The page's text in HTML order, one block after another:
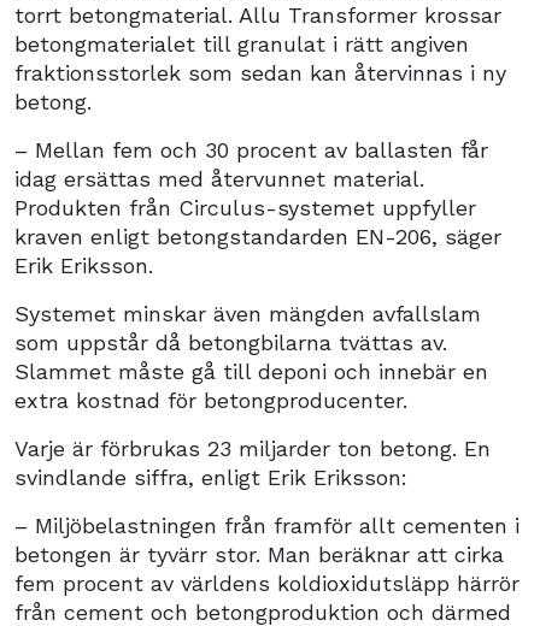
torrt betongmaterial. Allu Transformer krossar
betongmaterialet till granulat i rätt angiven
fraktionsstorlek som sedan kan återvinnas i ny
betong.
– Mellan fem och 30 procent av ballasten får
idag ersättas med återvunnet material.
Produkten från Circulus-systemet uppfyller
kraven enligt betongstandarden EN-206, säger
Erik Eriksson.
Systemet minskar även mängden avfallslam
som uppstår då betongbilarna tvättas av.
Slammet måste gå till deponi och innebär en
extra kostnad för betongproducenter.
Varje är förbrukas 23 miljarder ton betong. En
svindlande siffra, enligt Erik Eriksson:
– Miljöbelastningen från framför allt cementen i
betongen är tyvärr stor. Man beräknar att cirka
fem procent av världens koldioxidutsläpp härrör
från cement och betongproduktion och därmed